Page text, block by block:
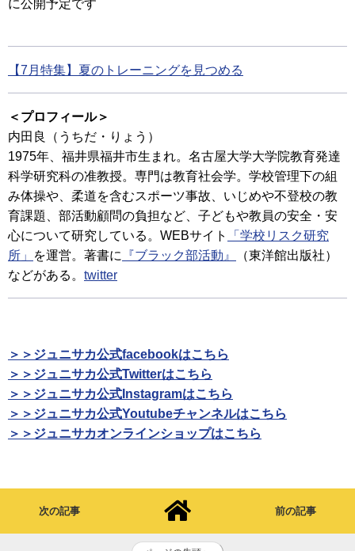
に公開予定です
【7月特集】夏のトレーニングを見つめる
＜プロフィール＞
内田良（うちだ・りょう）
1975年、福井県福井市生まれ。名古屋大学大学院教育発達
科学研究科の准教授。専門は教育社会学。学校管理下の組
み体操や、柔道を含むスポーツ事故、いじめや不登校の教
育課題、部活動顧問の負担など、子どもや教員の安全・安
心について研究している。WEBサイト
「学校リスク研究
所」
を運営。著書に 『ブラック部活動』
（東洋館出版社）
などがある。 twitter
＞＞ジュニサカ公式facebookはこちら
＞＞ジュニサカ公式Twitterはこちら
＞＞ジュニサカ公式Instagramはこちら
＞＞ジュニサカ公式Youtubeチャンネルはこちら
＞＞ジュニサカオンラインショップはこちら
次の記事 前の記事